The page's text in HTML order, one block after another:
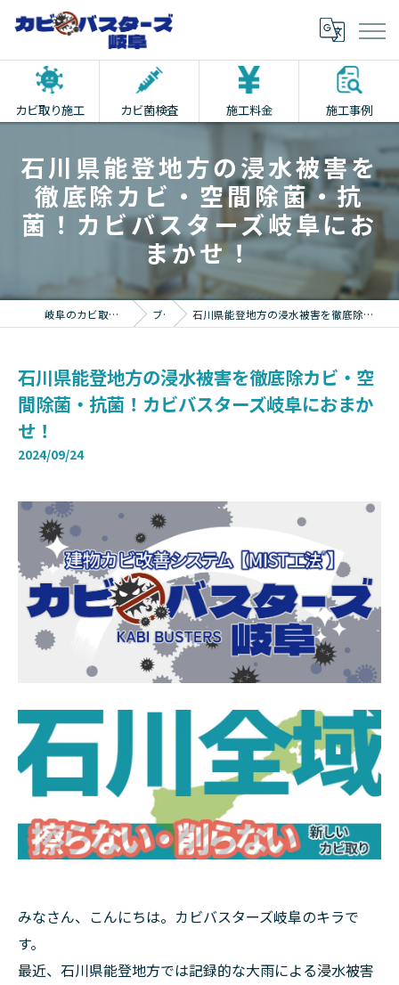
カビ取り施工 カビ菌検査 施工料金 施工事例
石川県能登地方の浸水被害を
徹底除カビ・空間除菌・抗
菌！カビバスターズ岐阜にお
まかせ！
岐阜のカビ取りならカビバスターズ岐阜 ブログ 石川県能登地方の浸水被害を徹底除カビ・空間除菌・抗菌！カビバスターズ岐阜におまかせ！
石川県能登地方の浸水被害を徹底除カビ・空
間除菌・抗菌！カビバスターズ岐阜におまか
せ！
2024/09/24
みなさん、こんにちは。カビバスターズ岐阜のキラで
す。
最近、石川県能登地方では記録的な大雨による浸水被害